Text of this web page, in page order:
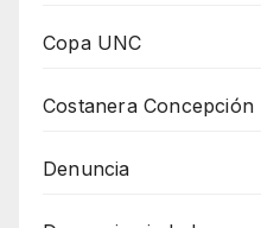
Copa UNC
Costanera Concepción
Denuncia